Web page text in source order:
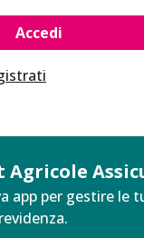
Agricole
app per gestire le